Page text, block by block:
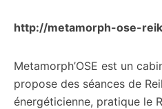
http://metamorph-ose-
Metamorph’OSE est un
propose des séances de
énergéticienne, pratique le